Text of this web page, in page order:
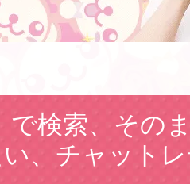
で検索、その
、チャット